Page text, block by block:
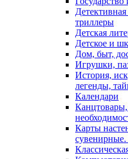
триллеры
Детская
Детское и
Дом, быт,
Игрушки,
История,
легенды,
Календари
Канцтовары,
Карты